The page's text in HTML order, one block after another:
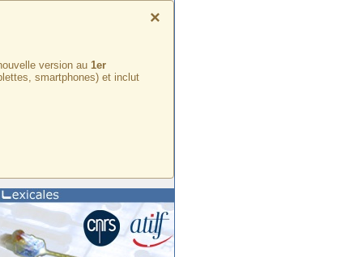
×
version au 1er
smartphones) et inclut